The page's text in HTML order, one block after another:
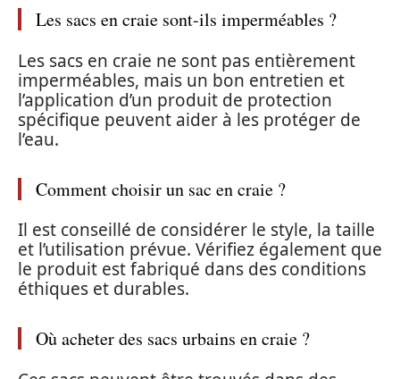
Les sacs en craie sont-ils imperméables ?
Les sacs en craie ne sont pas entièrement
imperméables, mais un bon entretien et
l’application d’un produit de protection
spécifique peuvent aider à les protéger de
l’eau.
Comment choisir un sac en craie ?
Il est conseillé de considérer le style, la taille
et l’utilisation prévue. Vérifiez également que
le produit est fabriqué dans des conditions
éthiques et durables.
Où acheter des sacs urbains en craie ?